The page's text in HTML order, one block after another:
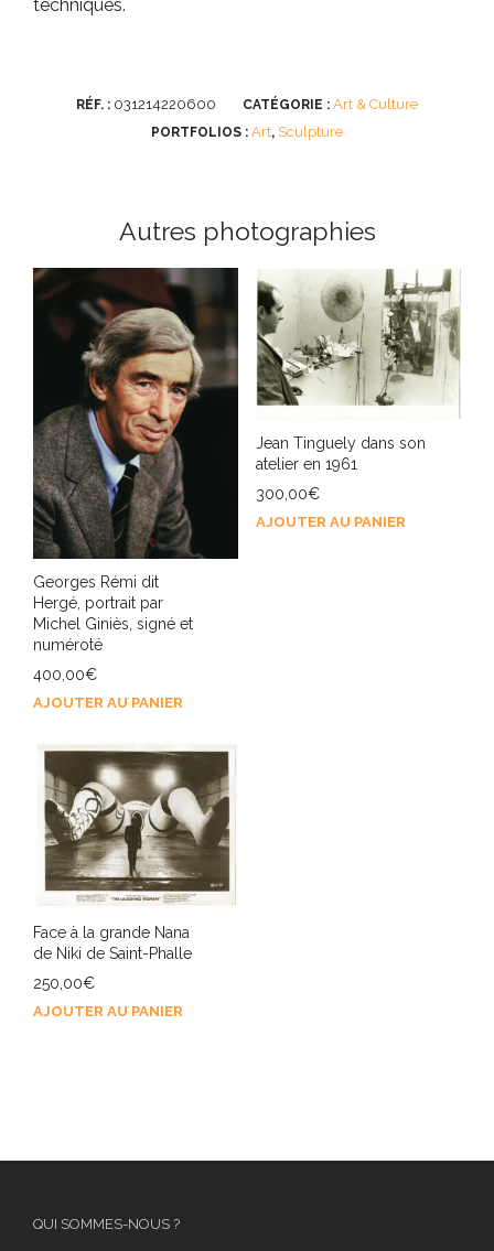
techniques.
RÉF. : 031214220600 CATÉGORIE : Art & Culture
PORTFOLIOS : Art, Sculpture
Autres photographies
Georges Rémi dit
Hergé, portrait par
Michel Giniès, signé et
numéroté
400,00€
AJOUTER AU PANIER
Jean Tinguely dans son
atelier en 1961
300,00€
AJOUTER AU PANIER
Face à la grande Nana
de Niki de Saint-Phalle
250,00€
AJOUTER AU PANIER
QUI SOMMES-NOUS ?